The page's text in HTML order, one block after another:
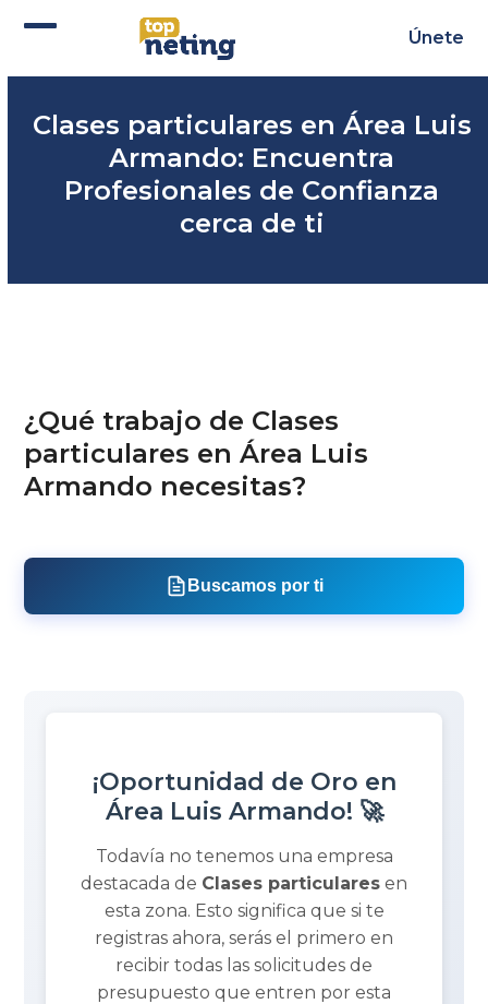
Únete
móvil
móvil
Clases particulares en Área Luis
Armando: Encuentra
Profesionales de Confianza
cerca de ti
¿Qué trabajo de Clases
particulares en Área Luis
Armando necesitas?
Buscamos por ti
¡Oportunidad de Oro en
Área Luis Armando! 🚀
Todavía no tenemos una empresa
destacada de Clases particulares en
esta zona. Esto significa que si te
registras ahora, serás el primero en
recibir todas las solicitudes de
presupuesto que entren por esta